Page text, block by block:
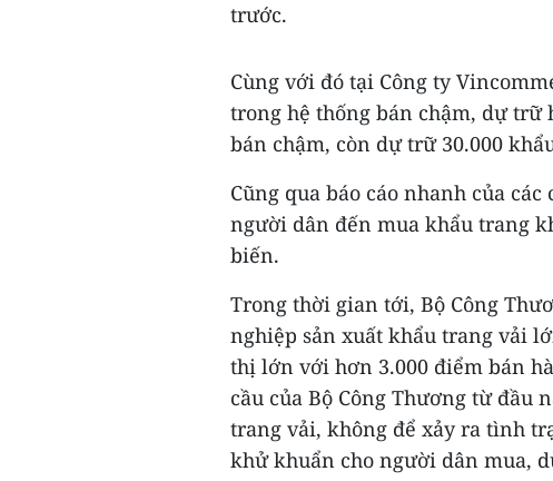
trước.
Cùng với đó tại Công ty
trong hệ thống bán chậm, dự trữ
bán chậm, còn dự trữ 30.000
Cũng qua báo cáo nhanh của
người dân đến mua khẩu trang
biến.
Trong thời gian tới, Bộ Công
nghiệp sản xuất khẩu trang vải
thị lớn với hơn 3.000 điểm bán
cầu của Bộ Công Thương từ đầu
trang vải, không để xảy ra tình
khử khuẩn cho người dân mua,